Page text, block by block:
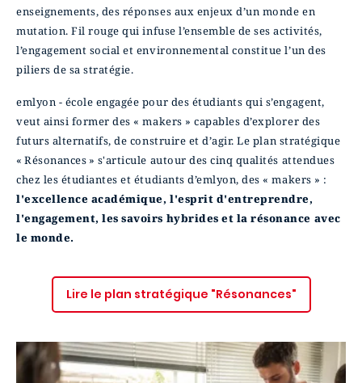
enseignements, des réponses aux enjeux d’un monde en
mutation. Fil rouge qui infuse l’ensemble de ses activités,
l’engagement social et environnemental constitue l’un des
piliers de sa stratégie.
emlyon - école engagée pour des étudiants qui s’engagent,
veut ainsi former des « makers » capables d’explorer des
futurs alternatifs, de construire et d’agir. Le plan stratégique
« Résonances » s'articule autour des cinq qualités attendues
chez les étudiantes et étudiants d’emlyon, des « makers » :
l'excellence académique, l'esprit d'entreprendre,
l'engagement, les savoirs hybrides et la résonance avec
le monde.
Lire le plan stratégique "Résonances"